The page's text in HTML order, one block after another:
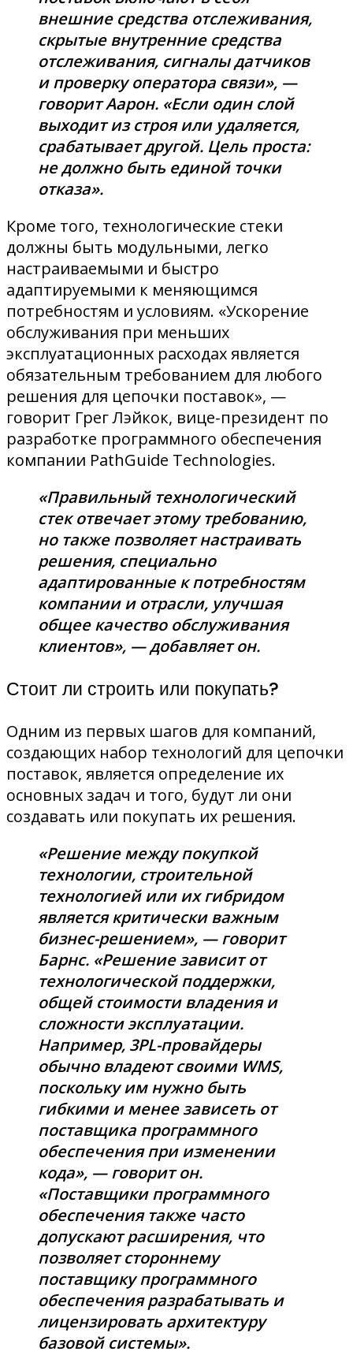
внешние средства отслеживания,
скрытые внутренние средства
отслеживания, сигналы датчиков
и проверку оператора связи», —
говорит Аарон. «Если один слой
выходит из строя или удаляется,
срабатывает другой. Цель проста:
не должно быть единой точки
отказа».
Кроме того, технологические стеки
должны быть модульными, легко
настраиваемыми и быстро
адаптируемыми к меняющимся
потребностям и условиям. «Ускорение
обслуживания при меньших
эксплуатационных расходах является
обязательным требованием для любого
решения для цепочки поставок», —
говорит Грег Лэйкок, вице-президент по
разработке программного обеспечения
компании PathGuide Technologies.
«Правильный технологический
стек отвечает этому требованию,
но также позволяет настраивать
решения, специально
адаптированные к потребностям
компании и отрасли, улучшая
общее качество обслуживания
клиентов», — добавляет он.
Стоит ли строить или покупать?
Одним из первых шагов для компаний,
создающих набор технологий для цепочки
поставок, является определение их
основных задач и того, будут ли они
создавать или покупать их решения.
«Решение между покупкой
технологии, строительной
технологией или их гибридом
является критически важным
бизнес-решением», — говорит
Барнс. «Решение зависит от
технологической поддержки,
общей стоимости владения и
сложности эксплуатации.
Например, 3PL-провайдеры
обычно владеют своими WMS,
поскольку им нужно быть
гибкими и менее зависеть от
поставщика программного
обеспечения при изменении
кода», — говорит он.
«Поставщики программного
обеспечения также часто
допускают расширения, что
позволяет стороннему
поставщику программного
обеспечения разрабатывать и
лицензировать архитектуру
базовой системы».